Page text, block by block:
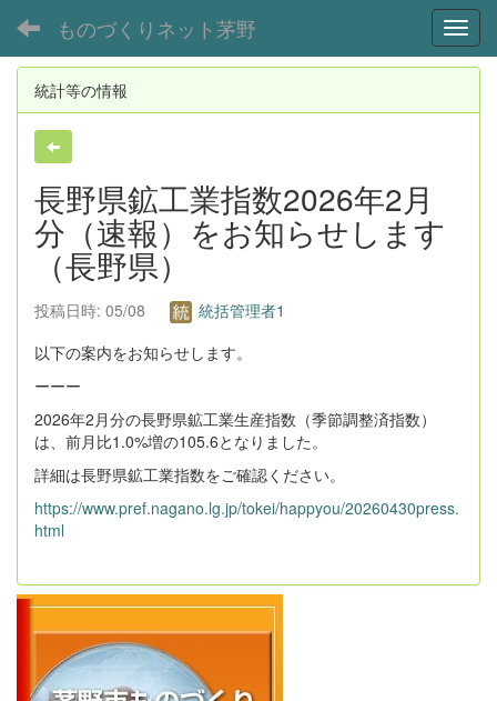
ものづくりネット茅野
統計等の情報
長野県鉱工業指数2026年2月
分（速報）をお知らせします
（長野県）
投稿日時: 05/08
統括管理者1
以下の案内をお知らせします。
ーーー
2026年2月分の長野県鉱工業生産指数（季節調整済指数）
は、前月比1.0%増の105.6となりました。
詳細は長野県鉱工業指数をご確認ください。
https://www.pref.nagano.lg.jp/tokei/happyou/20260430press.
html